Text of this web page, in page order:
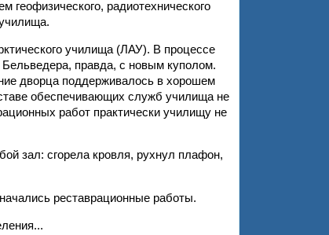
радиотехнического
училища (ЛАУ). В процессе
правда, с новым куполом.
дворца поддерживалось в хорошем
обеспечивающих служб училища не
работ практически училищу не
зал: сгорела кровля, рухнул плафон,
реставрационные работы.